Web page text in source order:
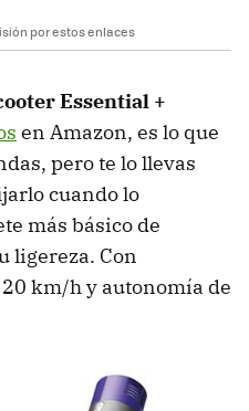
por estos enlaces
Essential +
en Amazon, es lo que
pero te lo llevas
cuando lo
más básico de
ligereza. Con
km/h y autonomía de